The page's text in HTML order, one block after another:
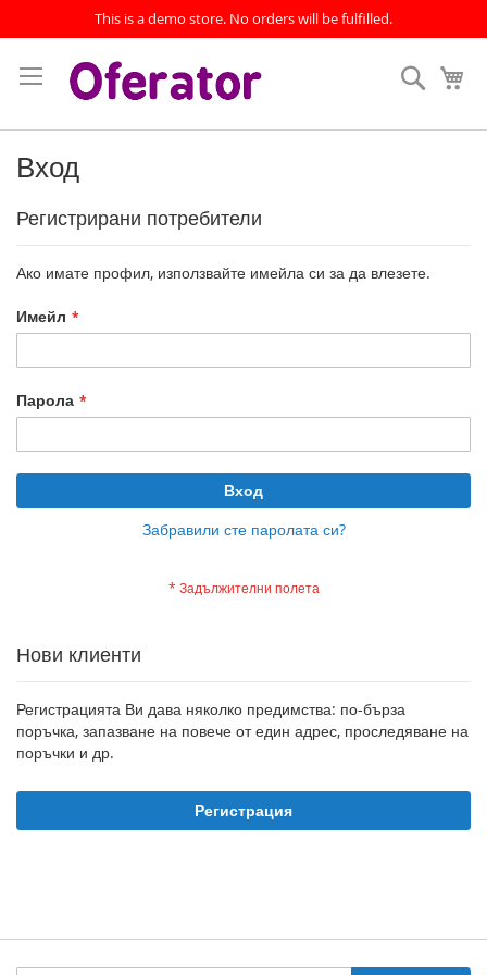
This is a demo store. No orders will be fulfilled.
към
съдържанието
Вход
Регистрирани потребители
Ако имате профил, използвайте имейла си за да влезете.
Имейл
Парола
Вход
Забравили сте паролата си?
Нови клиенти
Регистрацията Ви дава няколко предимства: по-бърза
поръчка, запазване на повече от един адрес, проследяване на
поръчки и др.
Регистрация